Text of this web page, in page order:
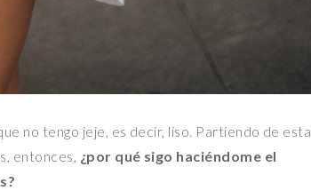
no tengo jeje, es decir, liso. Partiendo de esta
entonces, ¿por qué sigo haciéndome el